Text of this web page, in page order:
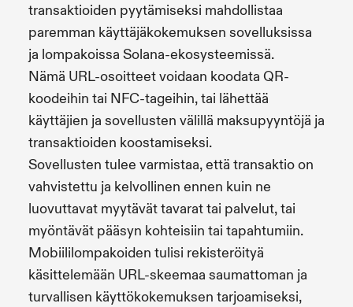
transaktioiden pyytämiseksi mahdollistaa
paremman käyttäjäkokemuksen sovelluksissa
ja lompakoissa Solana-ekosysteemissä.
Nämä URL-osoitteet voidaan koodata QR-
koodeihin tai NFC-tageihin, tai lähettää
käyttäjien ja sovellusten välillä maksupyyntöjä ja
transaktioiden koostamiseksi.
Sovellusten tulee varmistaa, että transaktio on
vahvistettu ja kelvollinen ennen kuin ne
luovuttavat myytävät tavarat tai palvelut, tai
myöntävät pääsyn kohteisiin tai tapahtumiin.
Mobiililompakoiden tulisi rekisteröityä
käsittelemään URL-skeemaa saumattoman ja
turvallisen käyttökokemuksen tarjoamiseksi,